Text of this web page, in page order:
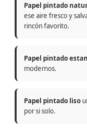
Papel pintado
ese aire fresco y
rincón favorito.
Papel pintado
modernos.
Papel pintado liso
por si solo.